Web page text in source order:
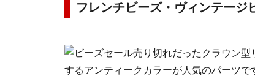
フレンチビーズ・ヴィンテージ
売り切れだったクラウン
するアンティークカラーが人気のパーツで